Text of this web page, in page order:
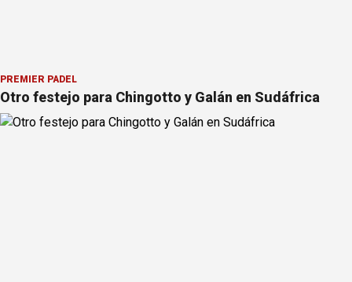
PREMIER PÁDEL
Otro festejo para Chingotto y Galán en Sudáfrica